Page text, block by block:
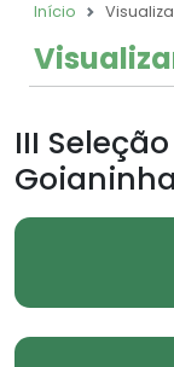
Início
III
Goianinha